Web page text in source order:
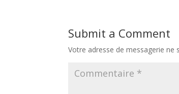
Submit a Comment
Votre adresse de messagerie ne